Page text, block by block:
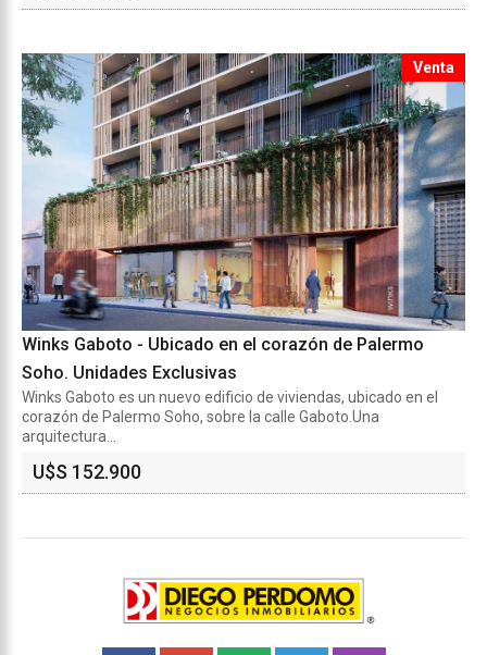
Venta
Winks Gaboto - Ubicado en el corazón de Palermo
Soho. Unidades Exclusivas
Winks Gaboto es un nuevo edificio de viviendas, ubicado en el
corazón de Palermo Soho, sobre la calle Gaboto.Una
arquitectura...
U$S 152.900